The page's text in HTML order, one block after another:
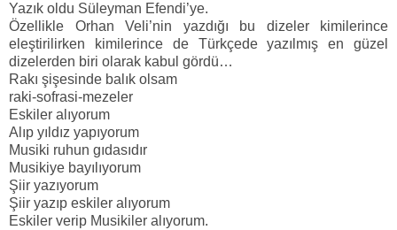
Yazık oldu Süleyman Efendi’ye.
Özellikle Orhan Veli’nin yazdığı bu dizeler kimilerince
eleştirilirken kimilerince de Türkçede yazılmış en güzel
dizelerden biri olarak kabul gördü…
Rakı şişesinde balık olsam
raki-sofrasi-mezeler
Eskiler alıyorum
Alıp yıldız yapıyorum
Musiki ruhun gıdasıdır
Musikiye bayılıyorum
Şiir yazıyorum
Şiir yazıp eskiler alıyorum
Eskiler verip Musikiler alıyorum.